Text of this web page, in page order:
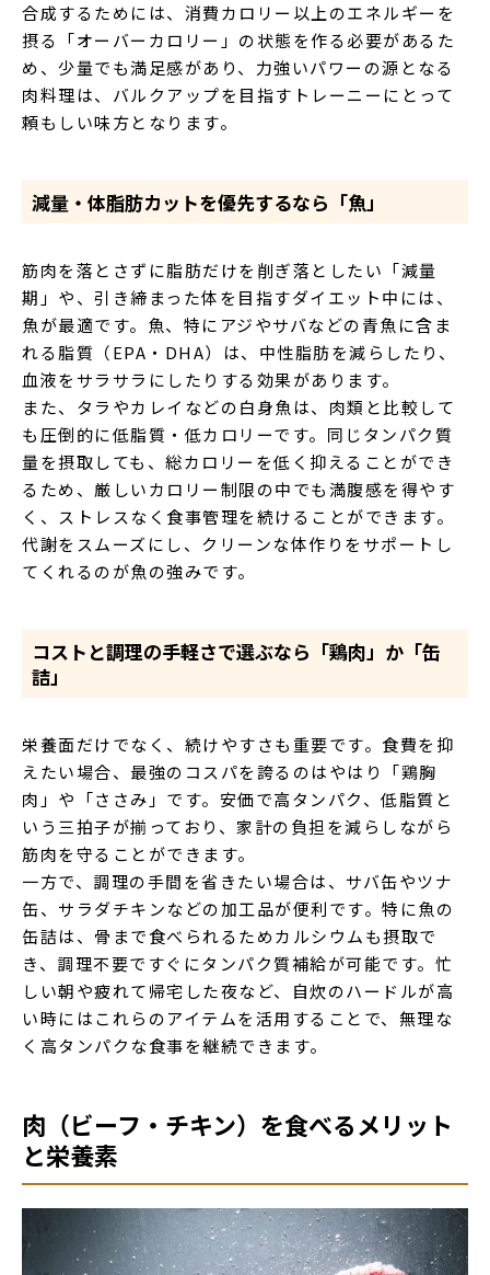
合成するためには、消費カロリー以上のエネルギーを
摂る「オーバーカロリー」の状態を作る必要があるた
め、少量でも満足感があり、力強いパワーの源となる
肉料理は、バルクアップを目指すトレーニーにとって
頼もしい味方となります。
減量・体脂肪カットを優先するなら「魚」
筋肉を落とさずに脂肪だけを削ぎ落としたい「減量
期」や、引き締まった体を目指すダイエット中には、
魚が最適です。魚、特にアジやサバなどの青魚に含ま
れる脂質（EPA・DHA）は、中性脂肪を減らしたり、
血液をサラサラにしたりする効果があります。
また、タラやカレイなどの白身魚は、肉類と比較して
も圧倒的に低脂質・低カロリーです。同じタンパク質
量を摂取しても、総カロリーを低く抑えることができ
るため、厳しいカロリー制限の中でも満腹感を得やす
く、ストレスなく食事管理を続けることができます。
代謝をスムーズにし、クリーンな体作りをサポートし
てくれるのが魚の強みです。
コストと調理の手軽さで選ぶなら「鶏肉」か「缶
詰」
栄養面だけでなく、続けやすさも重要です。食費を抑
えたい場合、最強のコスパを誇るのはやはり「鶏胸
肉」や「ささみ」です。安価で高タンパク、低脂質と
いう三拍子が揃っており、家計の負担を減らしながら
筋肉を守ることができます。
一方で、調理の手間を省きたい場合は、サバ缶やツナ
缶、サラダチキンなどの加工品が便利です。特に魚の
缶詰は、骨まで食べられるためカルシウムも摂取で
き、調理不要ですぐにタンパク質補給が可能です。忙
しい朝や疲れて帰宅した夜など、自炊のハードルが高
い時にはこれらのアイテムを活用することで、無理な
く高タンパクな食事を継続できます。
肉（ビーフ・チキン）を食べるメリット
と栄養素